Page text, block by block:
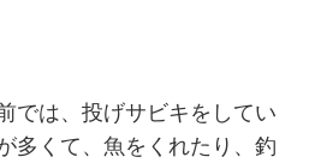
では、投げサビキをしてい
多くて、魚をくれたり、釣